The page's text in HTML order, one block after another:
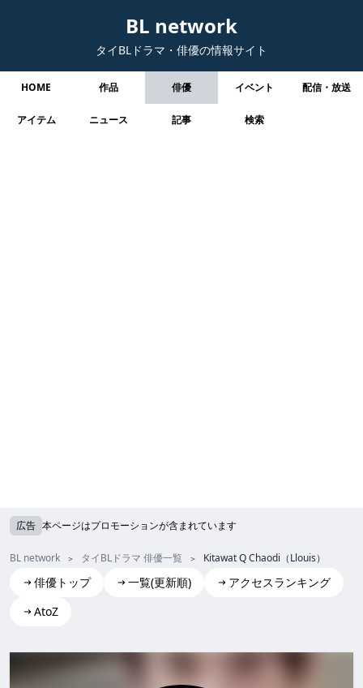
BL network
タイBLドラマ・俳優の情報サイト
HOME 作品 俳優 イベント 配信・放送
アイテム ニュース 記事 検索
広告 本ページはプロモーションが含まれています
BL network タイBLドラマ 俳優一覧 Kitawat Q Chaodi（Llouis）
俳優トップ 一覧(更新順)
アクセスランキング
AtoZ